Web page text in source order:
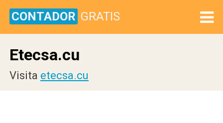
CONTADOR GRATIS
Etecsa.cu
Visita etecsa.cu